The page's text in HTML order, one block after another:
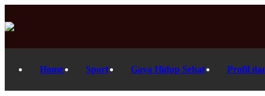
Home Sport Gaya Hidup Sehat Profil